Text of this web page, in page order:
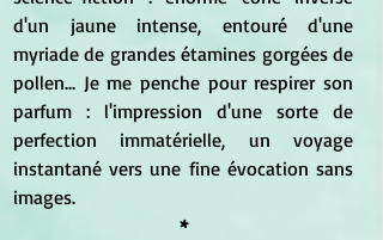
d'un jaune intense, entouré d'une
myriade de grandes étamines gorgées de
pollen... Je me penche pour respirer son
parfum : l'impression d'une sorte de
perfection immatérielle, un voyage
instantané vers une fine évocation sans
images.
*